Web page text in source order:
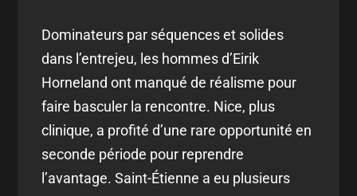
Dominateurs par séquences et solides
dans l’entrejeu, les hommes d’Eirik
Horneland ont manqué de réalisme pour
faire basculer la rencontre. Nice, plus
clinique, a profité d’une rare opportunité en
seconde période pour reprendre
l’avantage. Saint-Étienne a eu plusieurs